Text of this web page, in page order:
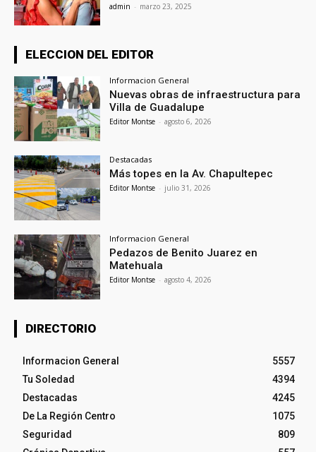
admin - marzo 23, 2025
ELECCION DEL EDITOR
Informacion General
Nuevas obras de infraestructura para
Villa de Guadalupe
Editor Montse - agosto 6, 2026
Destacadas
Más topes en la Av. Chapultepec
Editor Montse - julio 31, 2026
Informacion General
Pedazos de Benito Juarez en
Matehuala
Editor Montse - agosto 4, 2026
DIRECTORIO
Informacion General
5557
Tu Soledad
4394
Destacadas
4245
De La Región Centro
1075
Seguridad
809